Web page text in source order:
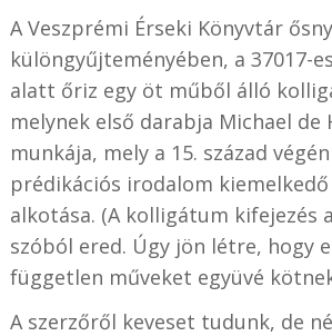
A Veszprémi Érseki Könyvtár
különgyűjteményében, a 37017-
alatt őriz egy öt műből álló
melynek első darabja Michael de
munkája, mely a 15. század
prédikációs irodalom
alkotása. (A kolligátum kifejezés
szóból ered. Úgy jön létre, hogy
független műveket együvé
A szerzőről keveset tudunk, de